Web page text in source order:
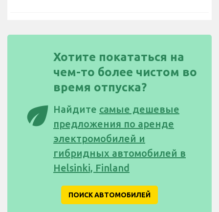
eco
Хотите покататься на
чем-то более чистом во
время отпуска?
Найдите самые дешевые
предложения по аренде
электромобилей и
гибридных автомобилей в
Helsinki, Finland
ПОИСК АВТОМОБИЛЕЙ